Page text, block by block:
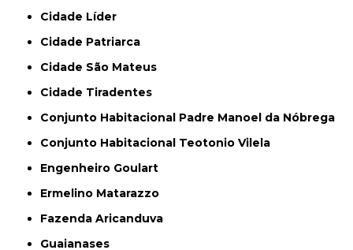
Cidade Líder
Cidade Patriarca
Cidade São Mateus
Cidade Tiradentes
Conjunto Habitacional Padre Manoel da Nóbrega
Conjunto Habitacional Teotonio Vilela
Engenheiro Goulart
Ermelino Matarazzo
Fazenda Aricanduva
Guaianases